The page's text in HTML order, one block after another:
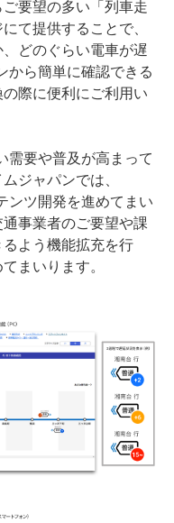
要望の多い「列車走
て提供することで、
どのぐらい電車が遅
から簡単に確認できる
際に便利にご利用い
需要や普及が高まって
ジャパンでは、
ンツ開発を進めてまい
事業者のご要望や課
よう機能拡充を行
まいります。